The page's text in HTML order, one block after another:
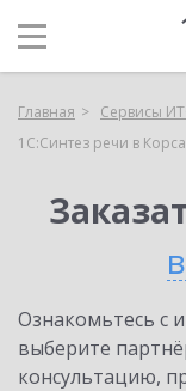
Главная Сервисы
1С:Синтез речи в
Ознакомьтесь с
выберите
консультацию,